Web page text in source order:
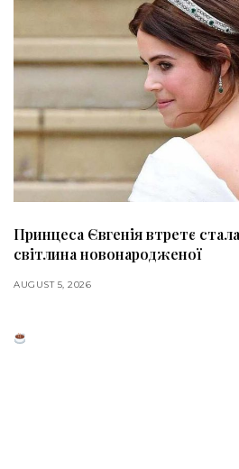
Принцеса Євгенія втретє
світлина новонародженої
AUGUST 5, 2026